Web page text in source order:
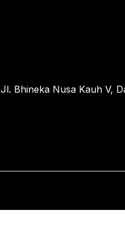
Jl. Bhineka Nusa Kauh V,